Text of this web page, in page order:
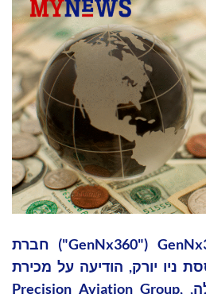
GenNx360 Capital Partners ‏("GenNx360") חברת
ניו יורק, הודיעה על מכירת
חברת הפורטפוליו שלה, Precision Aviation Group,